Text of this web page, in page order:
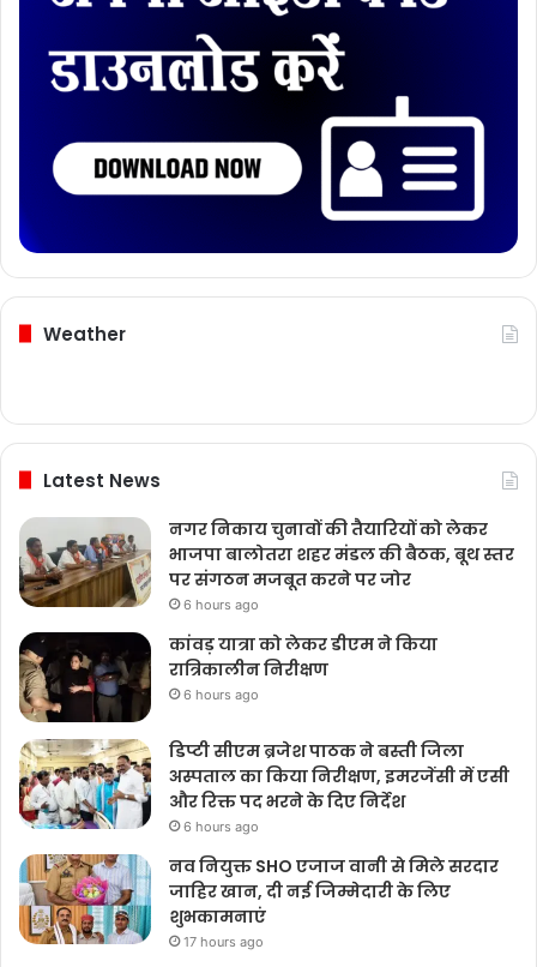
Weather
Latest News
नगर निकाय चुनावों की तैयारियों को लेकर
भाजपा बालोतरा शहर मंडल की बैठक, बूथ स्तर
पर संगठन मजबूत करने पर जोर
6 hours ago
कांवड़ यात्रा को लेकर डीएम ने किया
रात्रिकालीन निरीक्षण
6 hours ago
डिप्टी सीएम ब्रजेश पाठक ने बस्ती जिला
अस्पताल का किया निरीक्षण, इमरजेंसी में एसी
और रिक्त पद भरने के दिए निर्देश
6 hours ago
नव नियुक्त SHO एजाज वानी से मिले सरदार
जाहिर खान, दी नई जिम्मेदारी के लिए
शुभकामनाएं
17 hours ago